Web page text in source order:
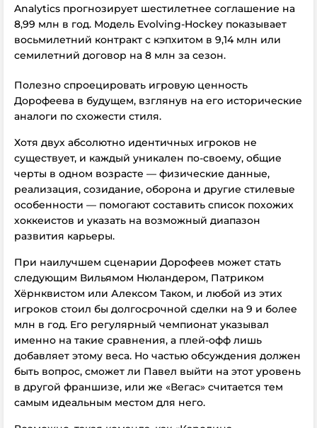
Analytics прогнозирует шестилетнее соглашение на
8,99 млн в год. Модель Evolving-Hockey показывает
восьмилетний контракт с кэпхитом в 9,14 млн или
семилетний договор на 8 млн за сезон.
Полезно спроецировать игровую ценность
Дорофеева в будущем, взглянув на его исторические
аналоги по схожести стиля.
Хотя двух абсолютно идентичных игроков не
существует, и каждый уникален по-своему, общие
черты в одном возрасте — физические данные,
реализация, созидание, оборона и другие стилевые
особенности — помогают составить список похожих
хоккеистов и указать на возможный диапазон
развития карьеры.
При наилучшем сценарии Дорофеев может стать
следующим Вильямом Нюландером, Патриком
Хёрнквистом или Алексом Таком, и любой из этих
игроков стоил бы долгосрочной сделки на 9 и более
млн в год. Его регулярный чемпионат указывал
именно на такие сравнения, а плей-офф лишь
добавляет этому веса. Но частью обсуждения должен
быть вопрос, сможет ли Павел выйти на этот уровень
в другой франшизе, или же «Вегас» считается тем
самым идеальным местом для него.